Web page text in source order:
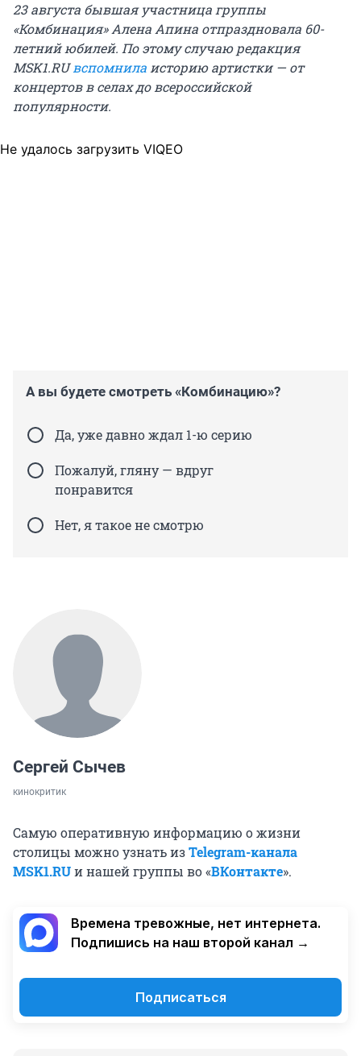
23 августа бывшая участница группы
«Комбинация» Алена Апина отпраздновала 60-
летний юбилей. По этому случаю редакция
MSK1.RUвспомнила историю артистки — от
концертов в селах до всероссийской
популярности.
Не удалось загрузить VIQEO
А вы будете смотреть «Комбинацию»?
Да, уже давно ждал 1-ю серию
Пожалуй, гляну — вдруг
понравится
Нет, я такое не смотрю
Сергей Сычев
кинокритик
Самую оперативную информацию о жизни
столицы можно узнать изTelegram-канала
MSK1.RUи нашей группы во «ВКонтакте».
Времена тревожные, нет интернета.
Подпишись на наш второй канал →
Подписаться